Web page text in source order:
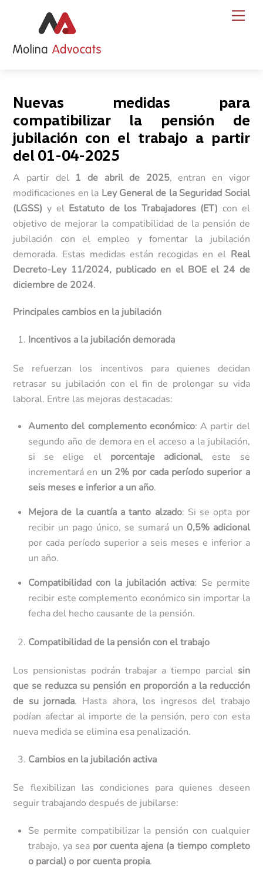
Nuevas medidas para
compatibilizar la pensión de
jubilación con el trabajo a partir
del 01-04-2025
A partir del 1 de abril de 2025, entran en vigor
modificaciones en la Ley General de la Seguridad Social
(LGSS) y el Estatuto de los Trabajadores (ET) con el
objetivo de mejorar la compatibilidad de la pensión de
jubilación con el empleo y fomentar la jubilación
demorada. Estas medidas están recogidas en el Real
Decreto-Ley 11/2024, publicado en el BOE el 24 de
diciembre de 2024.
Principales cambios en la jubilación
Incentivos a la jubilación demorada
Se refuerzan los incentivos para quienes decidan
retrasar su jubilación con el fin de prolongar su vida
laboral. Entre las mejoras destacadas:
Aumento del complemento económico: A partir del
segundo año de demora en el acceso a la jubilación,
si se elige el porcentaje adicional, este se
incrementará en un 2% por cada período superior a
seis meses e inferior a un año.
Mejora de la cuantía a tanto alzado: Si se opta por
recibir un pago único, se sumará un 0,5% adicional
por cada período superior a seis meses e inferior a
un año.
Compatibilidad con la jubilación activa: Se permite
recibir este complemento económico sin importar la
fecha del hecho causante de la pensión.
Compatibilidad de la pensión con el trabajo
Los pensionistas podrán trabajar a tiempo parcial sin
que se reduzca su pensión en proporción a la reducción
de su jornada. Hasta ahora, los ingresos del trabajo
podían afectar al importe de la pensión, pero con esta
nueva medida se elimina esa penalización.
Cambios en la jubilación activa
Se flexibilizan las condiciones para quienes deseen
seguir trabajando después de jubilarse:
Se permite compatibilizar la pensión con cualquier
trabajo, ya sea por cuenta ajena (a tiempo completo
o parcial) o por cuenta propia.